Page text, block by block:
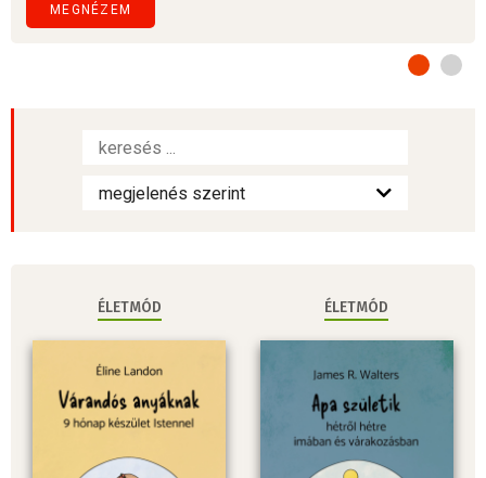
MEGNÉZEM
ÉLETMÓD ÉLETMÓD